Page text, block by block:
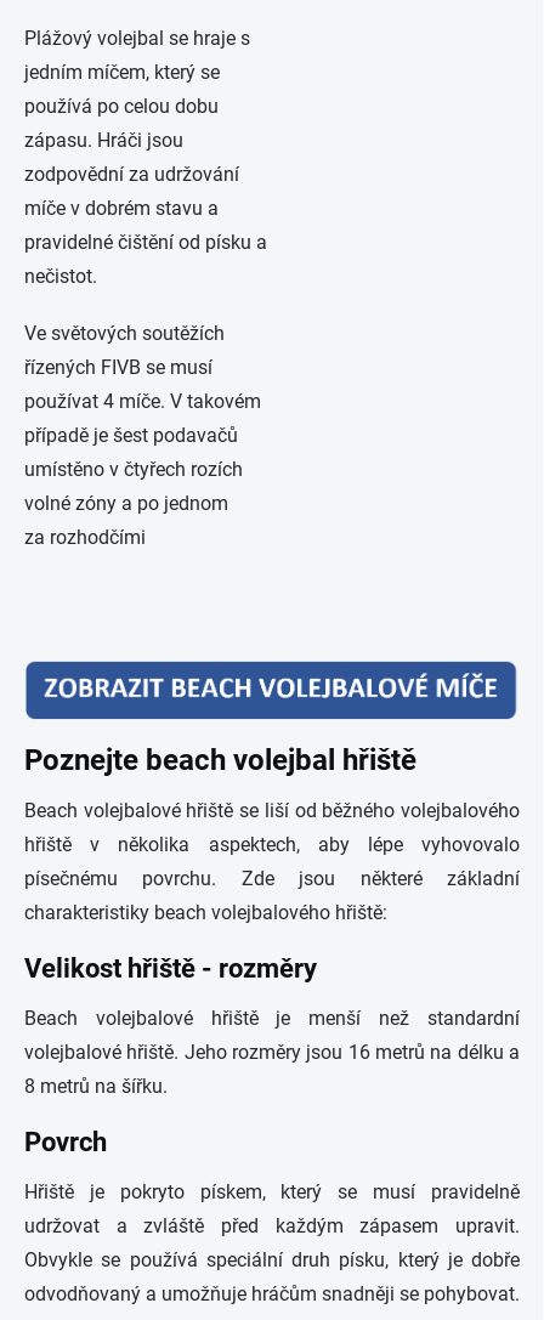
Plážový volejbal se hraje s
jedním míčem, který se
používá po celou dobu
zápasu. Hráči jsou
zodpovědní za udržování
míče v dobrém stavu a
pravidelné čištění od písku a
nečistot.
Ve světových soutěžích
řízených FIVB se musí
používat 4 míče. V takovém
případě je šest podavačů
umístěno v čtyřech rozích
volné zóny a po jednom
za rozhodčími
Poznejte beach volejbal hřiště
Beach volejbalové hřiště se liší od běžného volejbalového
hřiště v několika aspektech, aby lépe vyhovovalo
písečnému povrchu. Zde jsou některé základní
charakteristiky beach volejbalového hřiště:
Velikost hřiště - rozměry
Beach volejbalové hřiště je menší než standardní
volejbalové hřiště. Jeho rozměry jsou 16 metrů na délku a
8 metrů na šířku.
Povrch
Hřiště je pokryto pískem, který se musí pravidelně
udržovat a zvláště před každým zápasem upravit.
Obvykle se používá speciální druh písku, který je dobře
odvodňovaný a umožňuje hráčům snadněji se pohybovat.